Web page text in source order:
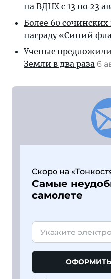
на ВДНХ с 13 по 23
Более 60
награду «Синий
Ученые предложили
Земли в два раза 6
Скоро на
Самые
самолете